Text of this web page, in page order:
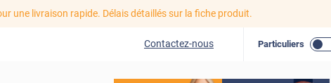
une livraison rapide. Délais détaillés sur la fiche produit.
Contactez-nous Particuliers